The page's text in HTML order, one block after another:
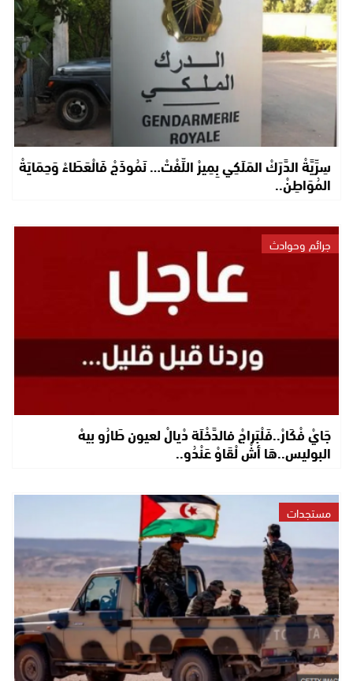
سِرِّيَّةْ الدَّرَكْ المَلَكِي بِمِيرْ اللِّفْتْ… نَمُوذَجْ فَالْعَطَاءْ وَحِمَايَةْ
المُوَاطِنْ..
جرائم وحوادث
جَايْ فْكَارْ..فَلْبَراجْ فالدَّخْلَة دْيالْ لعيون طَارُو بيهْ
البوليس..هَا أشْ لْقَاوْ عَنْدُو..
مستجدات